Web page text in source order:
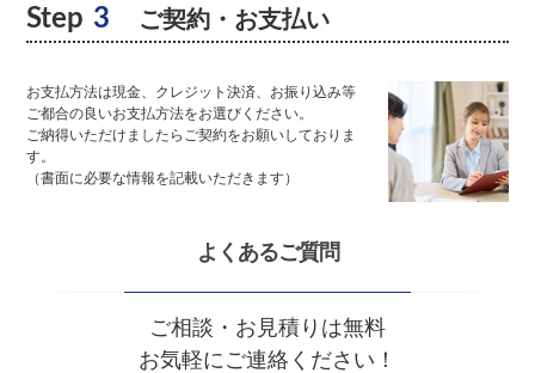
Step 3 ご契約・お支払い
お支払方法は現金、クレジット決済、お振り込み等
ご都合の良いお支払方法をお選びください。
ご納得いただけましたらご契約をお願いしておりま
す。
（書面に必要な情報を記載いただきます）
よくあるご質問
ご相談・お見積りは無料
お気軽にご連絡ください！